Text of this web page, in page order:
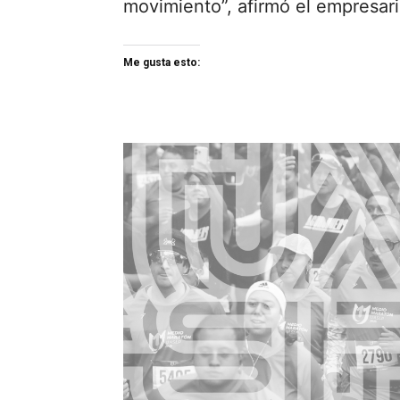
movimiento”, afirmó el
Me gusta esto: